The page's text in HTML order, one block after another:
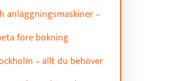
anläggningsmaskiner –
före bokning
– allt du behöver